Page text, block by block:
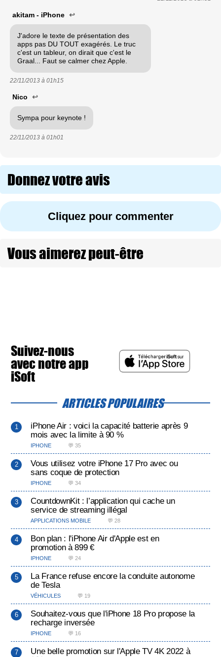
akitam - iPhone ↩
J'adore le texte de présentation des
apps pas DU TOUT exagérés. Le truc
c'est un tableur, on dirait que c'est le
Graal... Faut se calmer chez Apple.
22/11/2013 à 01h15
Nico ↩
Sympa pour keynote !
22/11/2013 à 01h01
Donnez votre avis
Cliquez pour commenter
Vous aimerez peut-être
Suivez-nous
avec notre app
iSoft
ARTICLES POPULAIRES
iPhone Air : voici la capacité batterie après 9
mois avec la limite à 90 %
IPHONE 💬 35
Vous utilisez votre iPhone 17 Pro avec ou
sans coque de protection
IPHONE 💬 34
CountdownKit : l’application qui cache un
service de streaming illégal
APPLICATIONS MOBILE 💬 28
Bon plan : l'iPhone Air d'Apple est en
promotion à 899 €
IPHONE 💬 24
La France refuse encore la conduite autonome
de Tesla
VÉHICULES 💬 19
Souhaitez-vous que l'iPhone 18 Pro propose la
recharge inversée
IPHONE 💬 16
Une belle promotion sur l'Apple TV 4K 2022 à